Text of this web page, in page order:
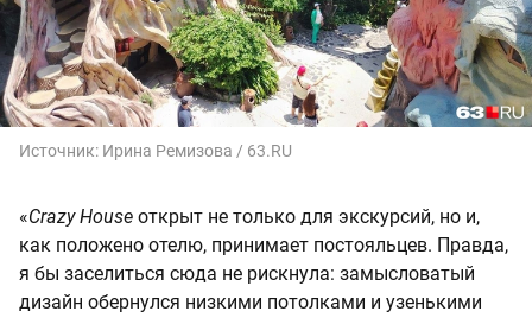
Источник: Ирина Ремизова / 63.RU
«Crazy House открыт не только для экскурсий, но и,
как положено отелю, принимает постояльцев. Правда,
я бы заселиться сюда не рискнула: замысловатый
дизайн обернулся низкими потолками и узенькими